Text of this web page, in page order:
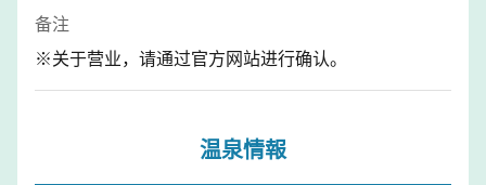
备注
※关于营业，请通过官方网站进行确认。
温泉情報